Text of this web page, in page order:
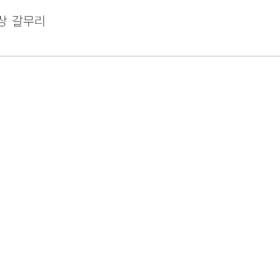
갈무리